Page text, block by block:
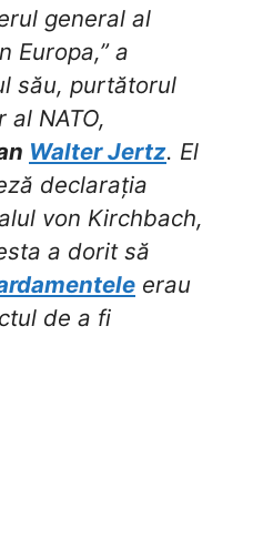
general al
Europa,” a
său, purtătorul
NATO,
Walter Jertz. El
declarația
von Kirchbach,
a dorit să
erau
de a fi